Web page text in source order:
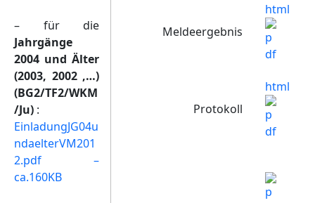
Meldeergebnis
html
Protokoll
html
– für die
Jahrgänge
2004 und Älter
(2003, 2002 ,…)
(BG2/TF2/WKM
/Ju) :
EinladungJG04u
ndaelterVM201
2.pdf –
ca.160KB